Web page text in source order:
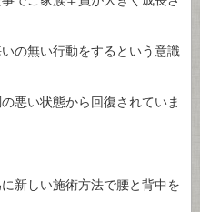
の無い行動をするという意識
悪い状態から回復されていま
新しい施術方法で腰と背中を